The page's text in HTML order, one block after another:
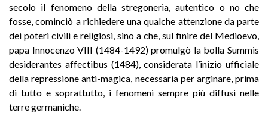
secolo il fenomeno della stregoneria, autentico o no che
fosse, cominciò a richiedere una qualche attenzione da parte
dei poteri civili e religiosi, sino a che, sul finire del Medioevo,
papa Innocenzo VIII (1484-1492) promulgò la bolla Summis
desiderantes affectibus (1484), considerata l’inizio ufficiale
della repressione anti-magica, necessaria per arginare, prima
di tutto e soprattutto, i fenomeni sempre più diffusi nelle
terre germaniche.